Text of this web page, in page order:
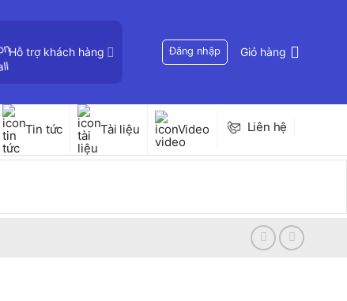
Hỗ trợ khách hàng Đăng nhập Giỏ hàng
Tin tức Tài liệu Video Liên hệ